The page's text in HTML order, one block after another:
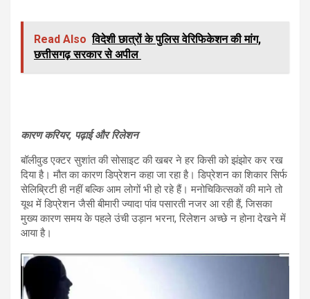
Read Also विदेशी छात्रों के पुलिस वेरिफिकेशन की मांग,
छत्तीसगढ़ सरकार से अपील
कारण करियर, पढ़ाई और रिलेशन
बॉलीवुड एक्टर सुशांत की सोसाइट की खबर ने हर किसी को झंझोर कर रख
दिया है। मौत का कारण डिप्रेशन कहा जा रहा है। डिप्रेशन का शिकार सिर्फ
सेलिब्रिटी ही नहीं बल्कि आम लोगों भी हो रहे हैं। मनोचिकित्सकों की माने तो
यूथ में डिप्रेशन जैसी बीमारी ज्यादा पांव पसारती नजर आ रही हैं, जिसका
मुख्य कारण समय के पहले उंची उड़ान भरना, रिलेशन अच्छे न होना देखने में
आया है।